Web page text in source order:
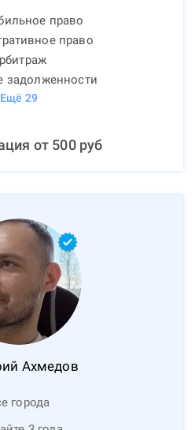
право
право
задолженности
Ещё 29
от 500руб
Ахмедов
города